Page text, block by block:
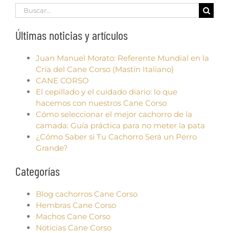
Search
for:
Últimas noticias y artículos
Juan Manuel Morato: Referente Mundial en la
Cría del Cane Corso (Mastín Italiano)
CANE CORSO
El cepillado y el cuidado diario: lo que
hacemos con nuestros Cane Corso
Cómo seleccionar el mejor cachorro de la
camada: Guía práctica para no meter la pata
¿Cómo Saber si Tu Cachorro Será un Perro
Grande?
Categorías
Blog cachorros Cane Corso
Hembras Cane Corso
Machos Cane Corso
Noticias Cane Corso